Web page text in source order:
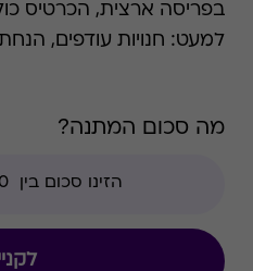
בפריסה ארצית, הכרטיס
למעט: חנויות עודפים,
ומבצעי החודש ללקוחות.
מה סכום המתנה?